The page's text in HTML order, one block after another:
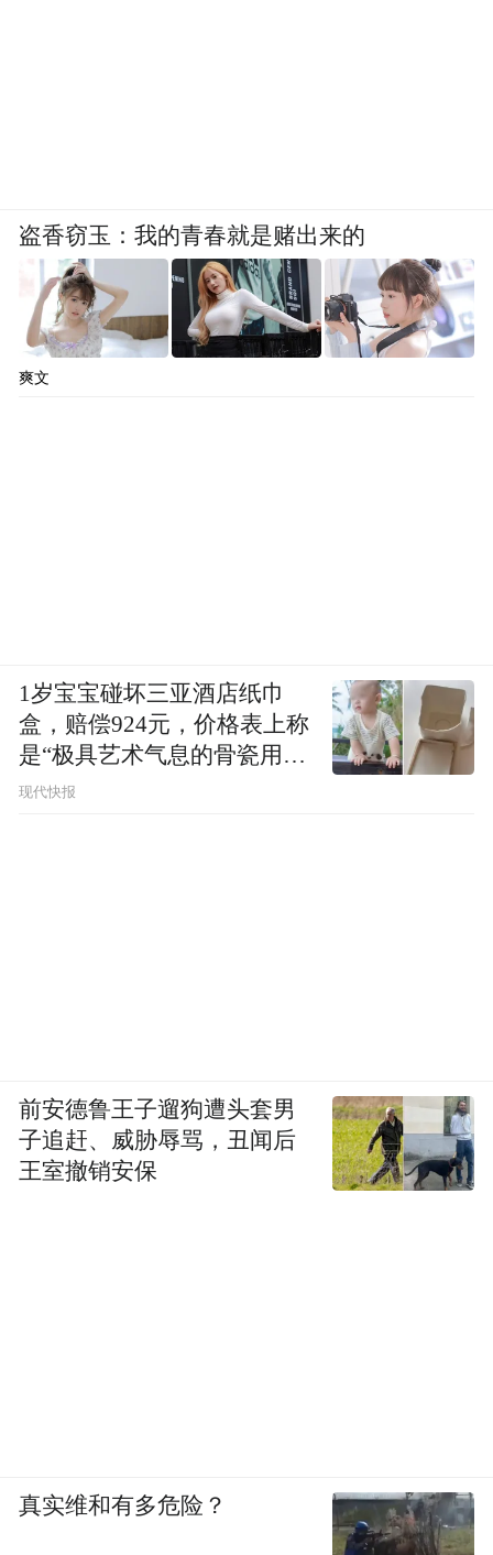
盗香窃玉：我的青春就是赌出来的
爽文
1岁宝宝碰坏三亚酒店纸巾
盒，赔偿924元，价格表上称
是“极具艺术气息的骨瓷用
品”
现代快报
前安德鲁王子遛狗遭头套男
子追赶、威胁辱骂，丑闻后
王室撤销安保
真实维和有多危险？